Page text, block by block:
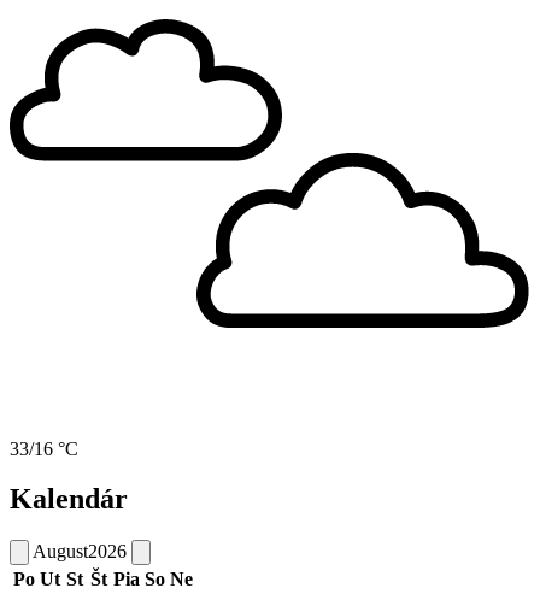
33/16 °C
Kalendár
August2026
Po Ut St Št Pia So Ne